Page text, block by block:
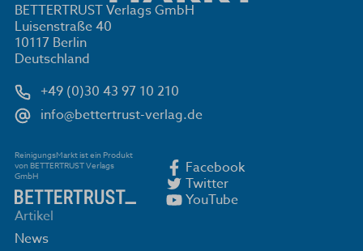
BETTERTRUST Verlags GmbH
Luisenstraße 40
10117 Berlin
Deutschland
+49 (0)30 43 97 10 210
info@bettertrust-verlag.de
ReinigungsMarkt ist ein Produkt
von BETTERTRUST Verlags
GmbH
Facebook
Twitter
YouTube
Artikel
News